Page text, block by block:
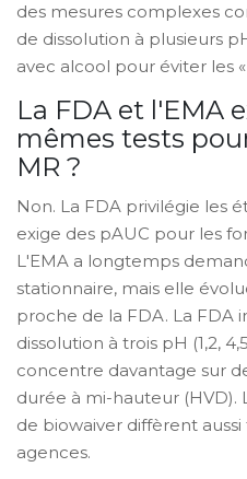
des mesures complexes
de dissolution à plusieurs
avec alcool pour éviter les
La FDA et l'EMA
mêmes tests
MR ?
Non. La FDA privilégie les
exige des pAUC pour les
L'EMA a longtemps
stationnaire, mais elle
proche de la FDA. La FDA
dissolution à trois pH (1,2,
concentre davantage sur
durée à mi-hauteur (HVD).
de biowaiver diffèrent
agences.